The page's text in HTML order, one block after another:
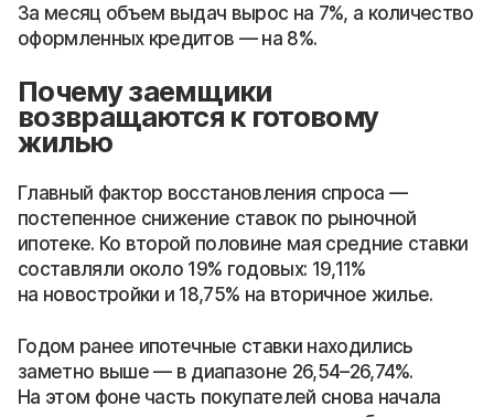
За месяц объем выдач вырос на 7%, а количество
оформленных кредитов — на 8%.
Почему заемщики
возвращаются к готовому
жилью
Главный фактор восстановления спроса —
постепенное снижение ставок по рыночной
ипотеке. Ко второй половине мая средние ставки
составляли около 19% годовых: 19,11%
на новостройки и 18,75% на вторичное жилье.
Годом ранее ипотечные ставки находились
заметно выше — в диапазоне 26,54–26,74%.
На этом фоне часть покупателей снова начала